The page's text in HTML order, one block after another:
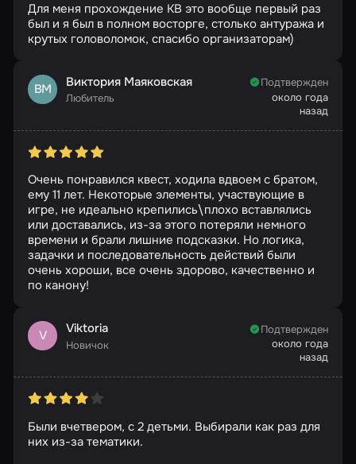
Для меня прохождение КВ это вообще первый раз
был и я был в полном восторге, столько антуража и
крутых головоломок, спасибо организаторам)
ВМ Виктория Маяковская
Любитель
Подтвержден
около года
назад
Очень понравился квест, ходила вдвоем с братом,
ему 11 лет. Некоторые элементы, участвующие в
игре, не идеально крепились\плохо вставлялись
или доставались, из-за этого потеряли немного
времени и брали лишние подсказки. Но логика,
задачки и последовательность действий были
очень хороши, все очень здорово, качественно и
по канону!
V Viktoria
Новичок
Подтвержден
около года
назад
Были вчетвером, с 2 детьми. Выбирали как раз для
них из-за тематики.